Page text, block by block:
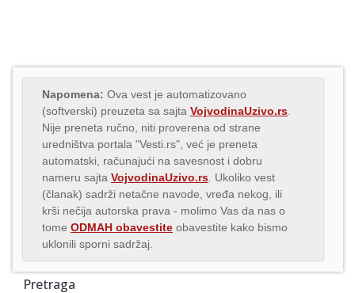
Napomena: Ova vest je automatizovano
(softverski) preuzeta sa sajta VojvodinaUzivo.rs
Nije preneta ručno, niti proverena od strane
uredništva portala "Vesti.rs", već je preneta
automatski, računajući na savesnost i dobru
nameru sajta VojvodinaUzivo.rs . Ukoliko vest
(članak) sadrži netačne navode, vređa nekog, ili
krši nečija autorska prava - molimo Vas da nas o
tome ODMAH obavestite obavestite kako bismo
uklonili sporni sadržaj.
Pretraga